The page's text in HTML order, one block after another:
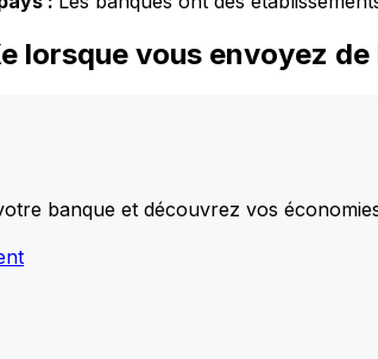
lorsque vous envoyez de
banque et découvrez vos